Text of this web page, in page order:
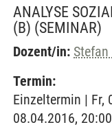
ANALYSE
(B) (SEMINAR)
Dozent/in:
Termin:
Einzeltermin | Fr,
08.04.2016,